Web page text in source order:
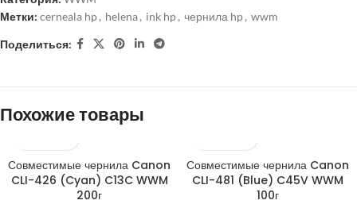
Метки: cerneala hp, helena, ink hp, чернила hp, wwm
Поделиться:
Похожие товары
ПРОДАНО
Совместимые чернила Canon
CLI-426 (Cyan) C13C WWM
200г
Совместимые чернила Canon
CLI-481 (Blue) C45V WWM
100г